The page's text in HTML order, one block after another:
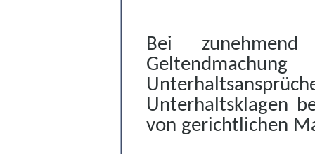
Bei
Unterhaltsklagen
von gerichtlichen